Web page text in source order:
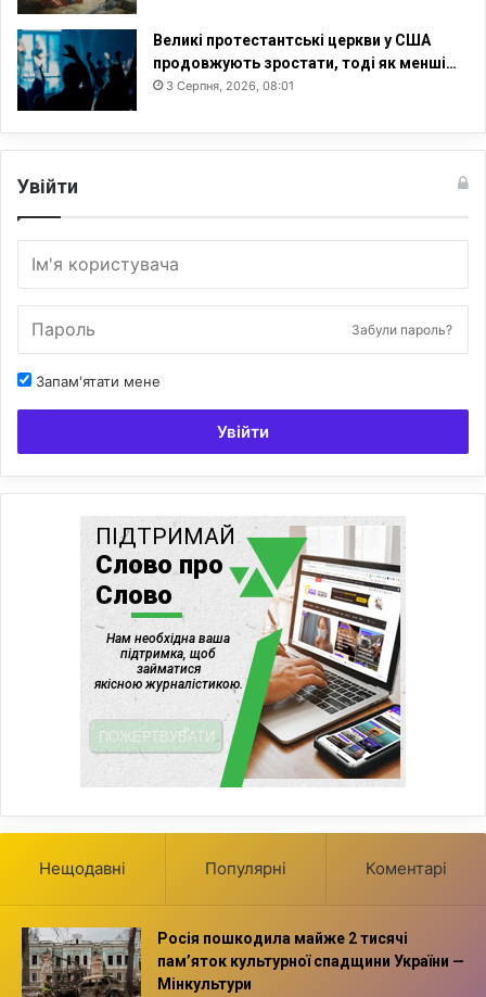
Великі протестантські церкви у США
продовжують зростати, тоді як менші…
3 Серпня, 2026, 08:01
Увійти
Забули пароль?
Запам'ятати мене
Увійти
Нещодавні Популярні Коментарі
Росія пошкодила майже 2 тисячі
пам’яток культурної спадщини України —
Мінкультури